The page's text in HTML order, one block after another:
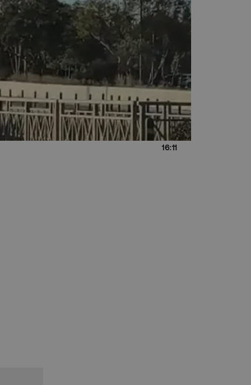
16:11